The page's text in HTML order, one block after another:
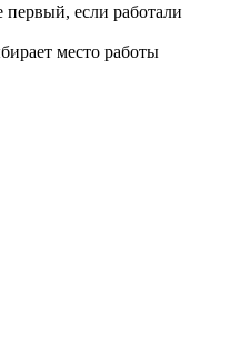
если работали
место работы